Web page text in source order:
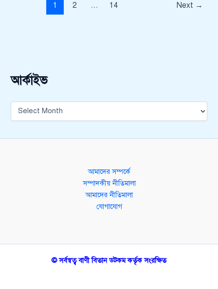
1 2 … 14 Next →
আর্কাইভ
আমাদের সম্পর্কে
সম্পাদকীয় নীতিমালা
আমাদের নীতিমালা
যোগাযোগ
© সর্বস্বত্ব বাণী বিতান ডটকম কর্তৃক সংরক্ষিত